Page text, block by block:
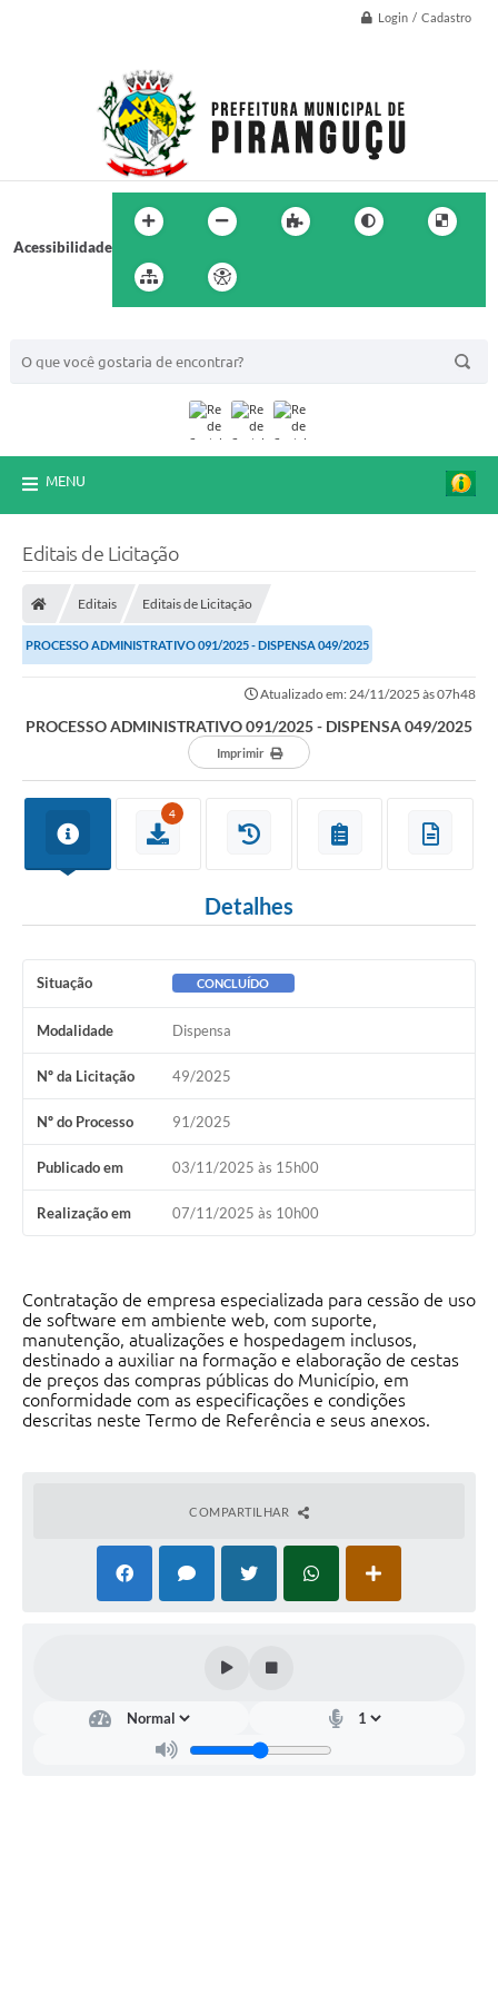
Login / Cadastro
Acessibilidade
MENU
Editais de Licitação
Editais Editais de Licitação
PROCESSO ADMINISTRATIVO 091/2025 - DISPENSA 049/2025
Atualizado em: 24/11/2025 às 07h48
PROCESSO ADMINISTRATIVO 091/2025 - DISPENSA 049/2025
Imprimir
4
Detalhes
Situação CONCLUÍDO
Modalidade Dispensa
Nº da Licitação 49/2025
Nº do Processo 91/2025
Publicado em 03/11/2025 às 15h00
Realização em 07/11/2025 às 10h00
Contratação de empresa especializada para cessão de uso
de software em ambiente web, com suporte,
manutenção, atualizações e hospedagem inclusos,
destinado a auxiliar na formação e elaboração de cestas
de preços das compras públicas do Município, em
conformidade com as especificações e condições
descritas neste Termo de Referência e seus anexos.
COMPARTILHAR